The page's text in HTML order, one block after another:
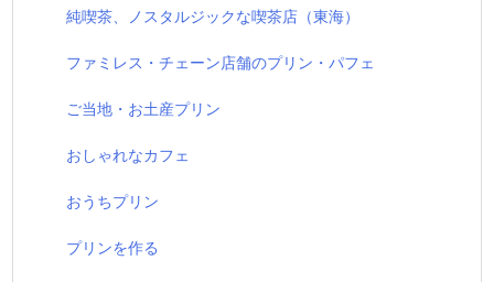
純喫茶、ノスタルジックな喫茶店（東海）
ファミレス・チェーン店舗のプリン・パフェ
ご当地・お土産プリン
おしゃれなカフェ
おうちプリン
プリンを作る